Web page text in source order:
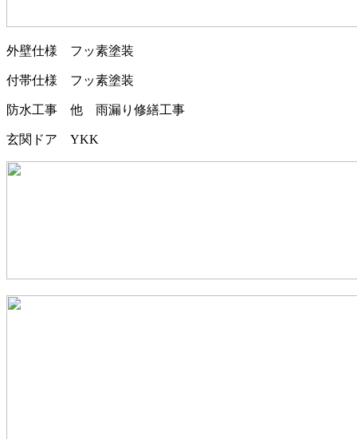
外壁仕様 フッ素塗装
付帯仕様 フッ素塗装
防水工事 他 雨漏り修繕工事
玄関ドア YKK